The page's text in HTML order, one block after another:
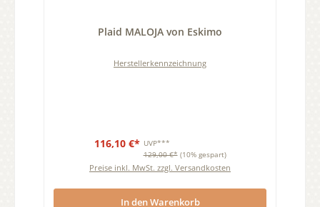
Plaid MALOJA von Eskimo
Herstellerkennzeichnung
116,10 €* UVP***
129,00 €* (10% gespart)
Preise inkl. MwSt. zzgl. Versandkosten
In den Warenkorb